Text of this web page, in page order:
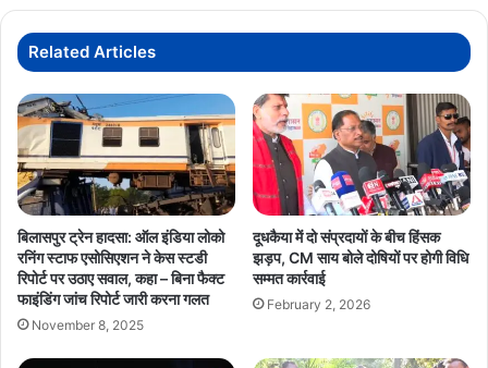
आवास,
स्वच्छता
और
बुनियादी
ढांचे
पर
बड़ा
फोकस
Related Articles
बिलासपुर ट्रेन हादसा: ऑल इंडिया लोको
रनिंग स्टाफ एसोसिएशन ने केस स्टडी
रिपोर्ट पर उठाए सवाल, कहा – बिना फैक्ट
फाइंडिंग जांच रिपोर्ट जारी करना गलत
November 8, 2025
दूधकैया में दो संप्रदायों के बीच हिंसक
झड़प, CM साय बोले दोषियों पर होगी विधि
सम्मत कार्रवाई
February 2, 2026